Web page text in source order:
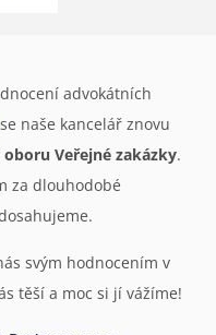
advokátních
se naše kancelář znovu
Veřejné zakázky.
za dlouhodobé
svým hodnocením v
těší a moc si jí vážíme!